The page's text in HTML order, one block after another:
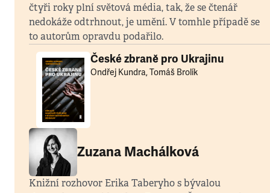
čtyři roky plní světová média, tak, že se čtenář
nedokáže odtrhnout, je umění. V tomhle případě se
to autorům opravdu podařilo.
České zbraně pro Ukrajinu
Ondřej Kundra, Tomáš Brolík
Zuzana Machálková
Knižní rozhovor Erika Taberyho s bývalou